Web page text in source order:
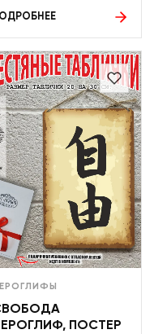
ПОСТЕР